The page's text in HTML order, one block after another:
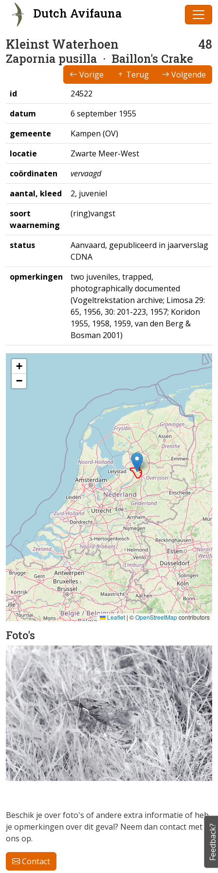
Dutch Avifauna
Kleinst Waterhoen 48
Zapornia pusilla · Baillon's Crake
Vorige Terug
Volgende
id
24522
datum
6 september 1955
gemeente
Kampen (OV)
locatie
Zwarte Meer-West
coördinaten
vervaagd
aantal, kleed
2, juveniel
soort
waarneming
(ring)vangst
status
Aanvaard, gepubliceerd in jaarverslag
CDNA
opmerkingen
two juveniles, trapped,
photographically documented
(Vogeltrekstation archive; Limosa 29:
65, 1956, 30: 201-223, 1957; Koridon
1955, 1958, 1959, van den Berg &
Bosman 2001)
+
−
Leaflet| ©OpenStreetMapcontributors
Foto's
Beschik je over foto's of andere extra informatie of heb
je opmerkingen over dit geval? Neem dan contact met
ons op.
Contact
Feedback?